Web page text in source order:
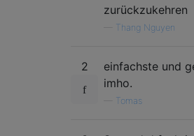
zurückzukehren
Thang Nguyen
2
einfachste und
imho.
Tomas